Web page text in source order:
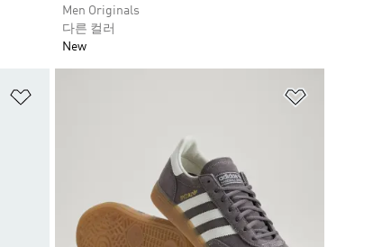
Men Originals
다른 컬러
New